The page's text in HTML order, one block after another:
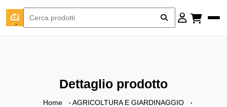
Dettaglio prodotto
Home
AGRICOLTURA E GIARDINAGGIO